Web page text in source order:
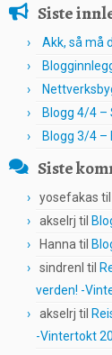
Siste
Akk, så må
Blogg 4/4 –
Blogg 3/4 –
Siste
yosefakas til
akselrj til
Hannatil
sindrenl til
verden! -
akselrj til
-Vintertokt